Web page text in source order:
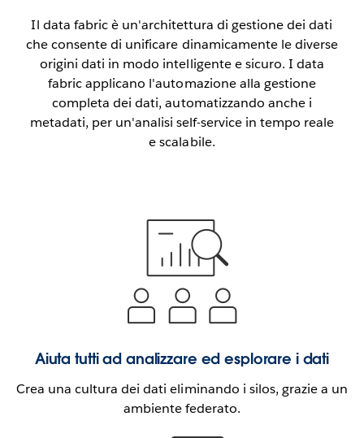
Play
Video
Il data fabric è un'architettura di gestione dei dati
che consente di unificare dinamicamente le diverse
origini dati in modo intelligente e sicuro. I data
fabric applicano l'automazione alla gestione
completa dei dati, automatizzando anche i
metadati, per un'analisi self-service in tempo reale
e scalabile.
Aiuta tutti ad analizzare ed esplorare i dati
Crea una cultura dei dati eliminando i silos, grazie a un
ambiente federato.